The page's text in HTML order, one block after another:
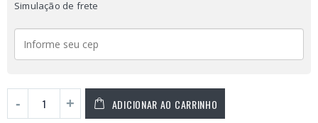
Simulação de frete
ADICIONAR AO CARRINHO